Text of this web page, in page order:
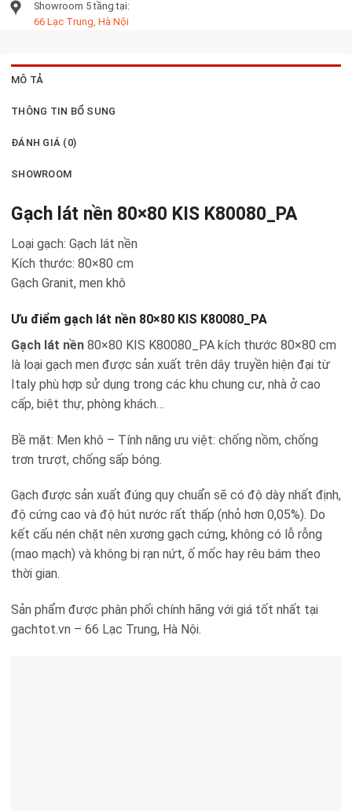
Showroom 5 tầng tại:
66 Lạc Trung, Hà Nội
MÔ TẢ
THÔNG TIN BỔ SUNG
ĐÁNH GIÁ (0)
SHOWROOM
Gạch lát nền 80×80 KIS K80080_PA
Loại gạch: Gạch lát nền
Kích thước: 80×80 cm
Gạch Granit, men khô
Ưu điểm gạch lát nền 80×80 KIS K80080_PA
Gạch lát nền 80×80 KIS K80080_PA kích thước 80×80 cm
là loại gạch men được sản xuất trên dây truyền hiện đại từ
Italy phù hợp sử dụng trong các khu chung cư, nhà ở cao
cấp, biệt thự, phòng khách…
Bề mặt: Men khô – Tính năng ưu việt: chống nồm, chống
trơn trượt, chống sấp bóng.
Gạch được sản xuất đúng quy chuẩn sẽ có độ dày nhất định,
độ cứng cao và độ hút nước rất thấp (nhỏ hơn 0,05%). Do
kết cấu nén chặt nên xương gạch cứng, không có lỗ rỗng
(mao mạch) và không bị rạn nứt, ố mốc hay rêu bám theo
thời gian.
Sản phẩm được phân phối chính hãng với giá tốt nhất tại
gachtot.vn – 66 Lạc Trung, Hà Nội.